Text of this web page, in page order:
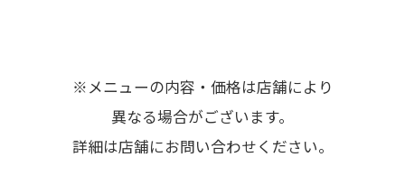
※メニューの内容・価格は店舗により
異なる場合がございます。
詳細は店舗にお問い合わせください。